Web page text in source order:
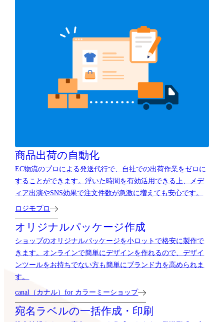
商品出荷の自動化
EC物流のプロによる発送代行で、自社での出荷作業をゼロに
することができます。浮いた時間を有効活用できる上、メデ
ィア出演やSNS効果で注文件数が急激に増えても安心です。
ロジモプロ
オリジナルパッケージ作成
ショップのオリジナルパッケージを小ロットで格安に製作で
きます。オンラインで簡単にデザインを作れるので、デザイ
ンツールをお持ちでない方も簡単にブランド力を高められま
す。
canal（カナル）for カラーミーショップ
宛名ラベルの一括作成・印刷